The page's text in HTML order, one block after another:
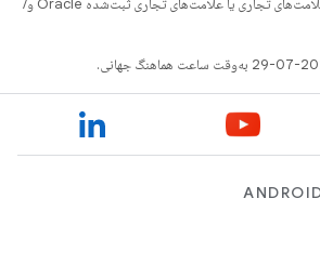
هستند. جاوا و OpenJDK علامت‌های تجاری یا علامت‌های تجاری ثبت‌شده Oracle و/